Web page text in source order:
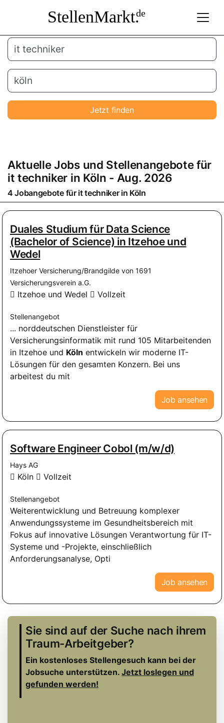
StellenMarkt.de
Jetzt finden
Aktuelle Jobs und Stellenangebote für
it techniker in Köln - Aug. 2026
4 Jobangebote für it techniker in Köln
Duales Studium für Data Science
(Bachelor of Science) in Itzehoe und
Wedel
Itzehoer Versicherung/Brandgilde von 1691
Versicherungsverein a.G.
Itzehoe und Wedel Vollzeit
Stellenangebot
... norddeutschen Dienstleister für
Versicherungsinformatik mit rund 105 Mitarbeitenden
in Itzehoe und Köln entwickeln wir moderne IT-
Lösungen für den gesamten Konzern. Bei uns
arbeitest du mit
Job ansehen
Software Engineer Cobol (m/w/d)
Hays AG
Köln Vollzeit
Stellenangebot
Weiterentwicklung und Betreuung komplexer
Anwendungssysteme im Gesundheitsbereich mit
Fokus auf innovative Lösungen Verantwortung für IT-
Systeme und -Projekte, einschließlich
Anforderungsanalyse, Opti
Job ansehen
Sie sind auf der Suche nach ihrem
Traum-Arbeitgeber?
Ein kostenloses Stellengesuch kann bei der
Jobsuche unterstützen. Jetzt loslegen und
gefunden werden!